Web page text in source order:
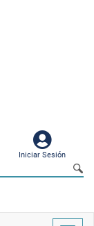
Iniciar Sesión